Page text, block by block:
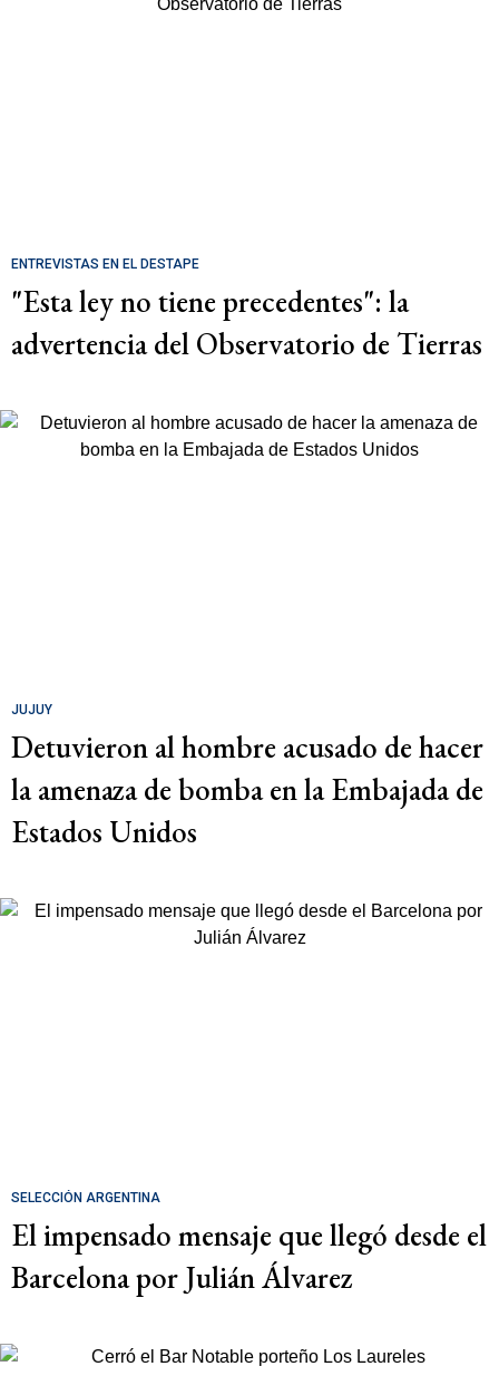
ENTREVISTAS EN EL DESTAPE
"Esta ley no tiene precedentes": la
advertencia del Observatorio de Tierras
JUJUY
Detuvieron al hombre acusado de hacer
la amenaza de bomba en la Embajada de
Estados Unidos
SELECCIÓN ARGENTINA
El impensado mensaje que llegó desde el
Barcelona por Julián Álvarez